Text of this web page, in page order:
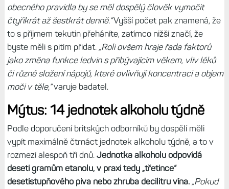
obecného pravidla by se měl dospělý člověk vymočit
čtyřikrát až šestkrát denně.“Vyšší počet pak znamená, že
to s příjmem tekutin přeháníte, zatímco nižší značí, že
byste měli s pitím přidat. „Roli ovšem hraje řada faktorů
jako změna funkce ledvin s přibývajícím věkem, vliv léků
či různé složení nápojů, které ovlivňují koncentraci a objem
moči v těle,“varuje badatel.
Mýtus: 14 jednotek alkoholu týdně
Podle doporučení britských odborníků by dospělí měli
vypít maximálně čtrnáct jednotek alkoholu týdně, a to v
rozmezí alespoň tří dnů. Jednotka alkoholu odpovídá
deseti gramům etanolu, v praxi tedy „třetince“
desetistupňového piva nebo zhruba decilitru vína. „Pokud